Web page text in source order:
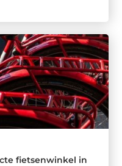
fietsenwinkel in